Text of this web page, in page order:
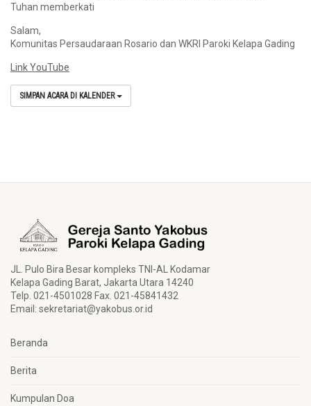
Tuhan memberkati
Salam,
Komunitas Persaudaraan Rosario dan WKRI Paroki Kelapa Gading
Link YouTube
SIMPAN ACARA DI KALENDER
JL. Pulo Bira Besar kompleks TNI-AL Kodamar
Kelapa Gading Barat, Jakarta Utara 14240
Telp. 021-4501028 Fax. 021-45841432
Email: sekretariat@yakobus.or.id
Beranda
Berita
Kumpulan Doa